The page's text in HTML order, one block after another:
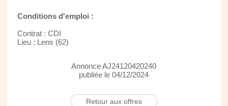
Conditions d'emploi :
Contrat : CDI
Lieu : Lens (62)
Annonce AJ24120420240
publiée le 04/12/2024
Retour aux offres